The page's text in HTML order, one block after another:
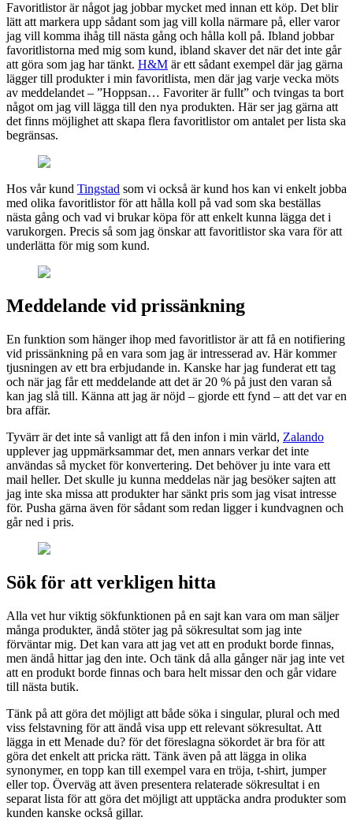
Favoritlistor är något jag jobbar mycket med innan ett köp. Det blir
lätt att markera upp sådant som jag vill kolla närmare på, eller varor
jag vill komma ihåg till nästa gång och hålla koll på. Ibland jobbar
favoritlistorna med mig som kund, ibland skaver det när det inte går
att göra som jag har tänkt. H&M är ett sådant exempel där jag gärna
lägger till produkter i min favoritlista, men där jag varje vecka möts
av meddelandet – ”Hoppsan… Favoriter är fullt” och tvingas ta bort
något om jag vill lägga till den nya produkten. Här ser jag gärna att
det finns möjlighet att skapa flera favoritlistor om antalet per lista ska
begränsas.
Hos vår kund Tingstad som vi också är kund hos kan vi enkelt jobba
med olika favoritlistor för att hålla koll på vad som ska beställas
nästa gång och vad vi brukar köpa för att enkelt kunna lägga det i
varukorgen. Precis så som jag önskar att favoritlistor ska vara för att
underlätta för mig som kund.
Meddelande vid prissänkning
En funktion som hänger ihop med favoritlistor är att få en notifiering
vid prissänkning på en vara som jag är intresserad av. Här kommer
tjusningen av ett bra erbjudande in. Kanske har jag funderat ett tag
och när jag får ett meddelande att det är 20 % på just den varan så
kan jag slå till. Känna att jag är nöjd – gjorde ett fynd – att det var en
bra affär.
Tyvärr är det inte så vanligt att få den infon i min värld, Zalando
upplever jag uppmärksammar det, men annars verkar det inte
användas så mycket för konvertering. Det behöver ju inte vara ett
mail heller. Det skulle ju kunna meddelas när jag besöker sajten att
jag inte ska missa att produkter har sänkt pris som jag visat intresse
för. Pusha gärna även för sådant som redan ligger i kundvagnen och
går ned i pris.
Sök för att verkligen hitta
Alla vet hur viktig sökfunktionen på en sajt kan vara om man säljer
många produkter, ändå stöter jag på sökresultat som jag inte
förväntar mig. Det kan vara att jag vet att en produkt borde finnas,
men ändå hittar jag den inte. Och tänk då alla gånger när jag inte vet
att en produkt borde finnas och bara helt missar den och går vidare
till nästa butik.
Tänk på att göra det möjligt att både söka i singular, plural och med
viss felstavning för att ändå visa upp ett relevant sökresultat. Att
lägga in ett Menade du? för det föreslagna sökordet är bra för att
göra det enkelt att pricka rätt. Tänk även på att lägga in olika
synonymer, en topp kan till exempel vara en tröja, t-shirt, jumper
eller top. Överväg att även presentera relaterade sökresultat i en
separat lista för att göra det möjligt att upptäcka andra produkter som
kunden kanske också gillar.